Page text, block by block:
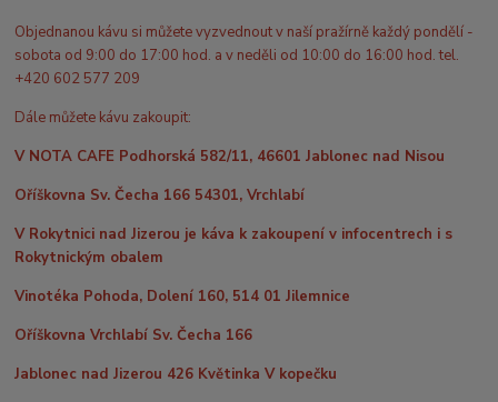
Objednanou kávu si můžete vyzvednout v naší pražírně každý pondělí -
sobota od 9:00 do 17:00 hod. a v neděli od 10:00 do 16:00 hod. tel.
+420 602 577 209
Dále můžete kávu zakoupit:
V NOTA CAFE Podhorská 582/11, 46601 Jablonec nad Nisou
Oříškovna Sv. Čecha 166 54301, Vrchlabí
V Rokytnici nad Jizerou je káva k zakoupení v infocentrech i s
Rokytnickým obalem
Vinotéka Pohoda, Dolení 160, 514 01 Jilemnice
Oříškovna Vrchlabí Sv. Čecha 166
Jablonec nad Jizerou 426 Květinka V kopečku